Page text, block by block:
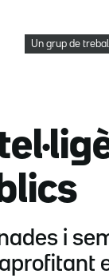
Un grup de
i